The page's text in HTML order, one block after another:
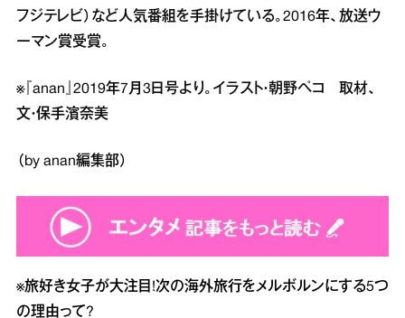
フジテレビ）など人気番組を手掛けている。2016年、放送ウ
ーマン賞受賞。
※『anan』2019年7月3日号より。イラスト・朝野ペコ 取材、
文・保手濱奈美
（by anan編集部）
※旅好き女子が大注目!次の海外旅行をメルボルンにする5つ
の理由って?